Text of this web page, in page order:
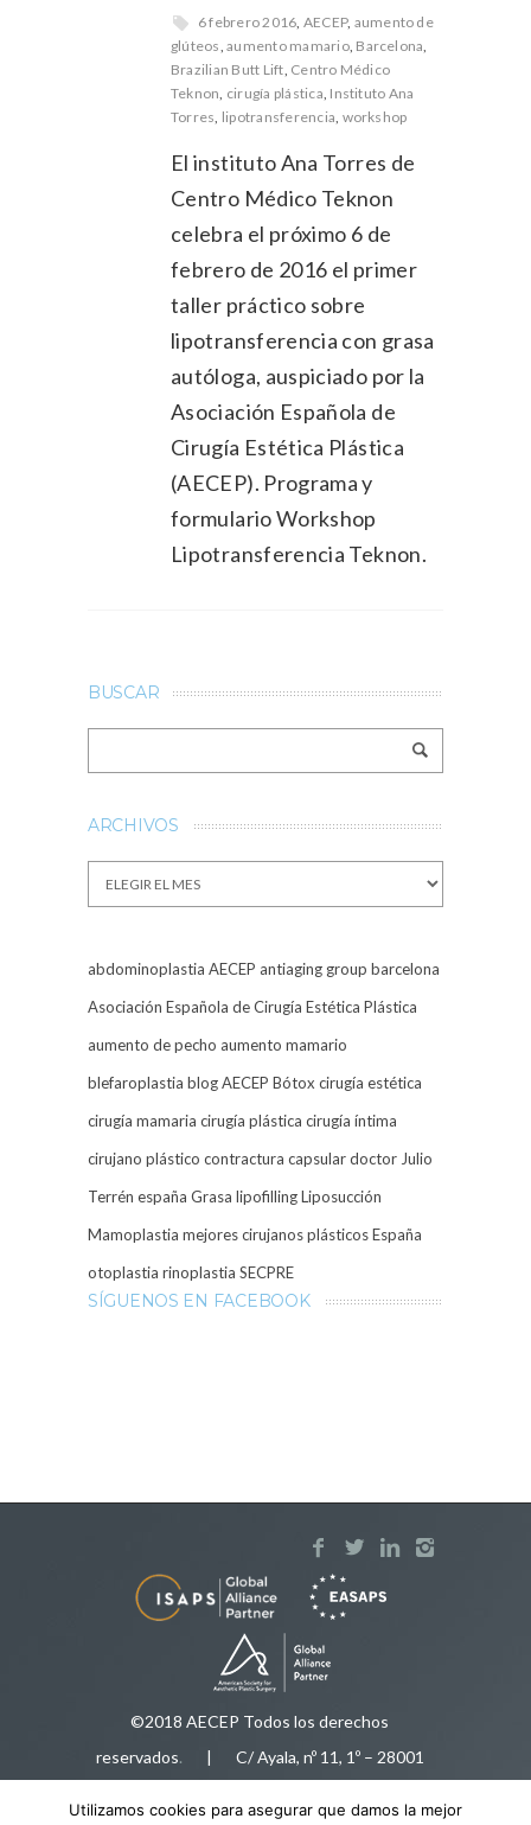
6 febrero 2016 AECEP, aumento de
glúteos ,aumento mamario, Barcelona
Brazilian Butt Lift Centro Médico
Teknon cirugía plástica Instituto Ana
Torres lipotransferencia workshop
El instituto Ana Torres de
Centro Médico Teknon
celebra el próximo 6 de
febrero de 2016 el primer
taller práctico sobre
lipotransferencia con grasa
autóloga, auspiciado por la
Asociación Española de
Cirugía Estética Plástica
(AECEP). Programa y
formulario Workshop
Lipotransferencia Teknon.
BUSCAR
ARCHIVOS
Archivos
abdominoplastia AECEP antiaging group barcelona
Asociación Española de Cirugía Estética Plástica
aumento de pecho aumento mamario
blefaroplastia blog AECEP Bótox cirugía estética
cirugía mamaria cirugía plástica cirugía íntima
cirujano plástico contractura capsulardoctor Julio
Terrén españa Grasa lipofillingLiposucción
Mamoplastia mejores cirujanos plásticos España
otoplastia rinoplastia SECPRE
SÍGUENOS EN FACEBOOK
©2018 AECEP Todos los derechos
reservados. | C/ Ayala, nº 11, 1º – 28001
Utilizamos cookies para asegurar que damos la mejor